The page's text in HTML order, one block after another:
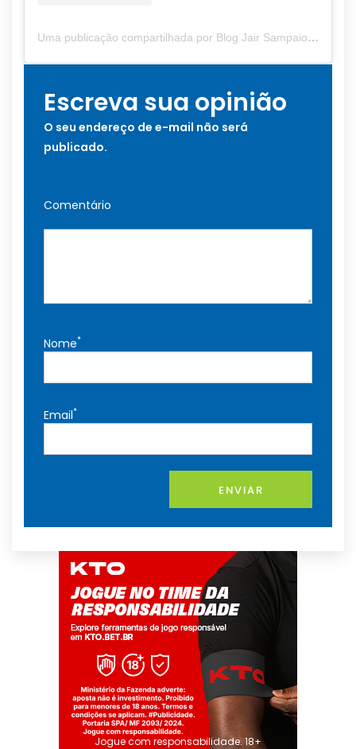
Uma publicação compartilhada por Blog Jair Sampaio (@blogjairsampaio_)
Escreva sua opinião
O seu endereço de e-mail não será
publicado.
Comentário
Nome*
Email*
ENVIAR
Jogue com responsabilidade. 18+